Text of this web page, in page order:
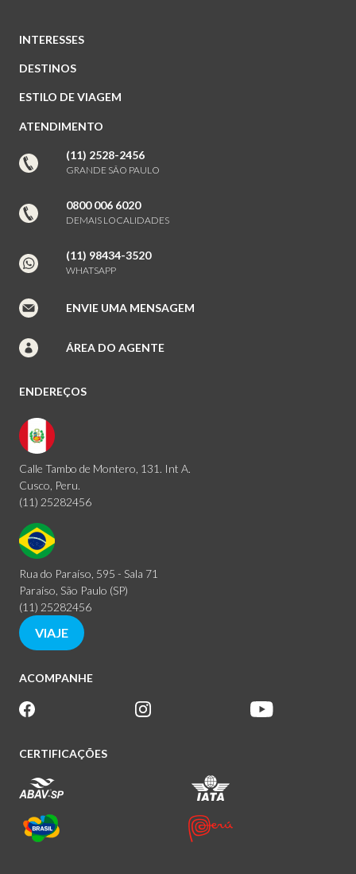
INTERESSES
DESTINOS
ESTILO DE VIAGEM
ATENDIMENTO
(11) 2528-2456
GRANDE SÃO PAULO
0800 006 6020
DEMAIS LOCALIDADES
(11) 98434-3520
WHATSAPP
ENVIE UMA MENSAGEM
ÁREA DO AGENTE
ENDEREÇOS
Calle Tambo de Montero, 131. Int A.
Cusco, Peru.
(11) 25282456
Rua do Paraíso, 595 - Sala 71
Paraíso, São Paulo (SP)
(11) 25282456
VIAJE
ACOMPANHE
CERTIFICAÇÕES